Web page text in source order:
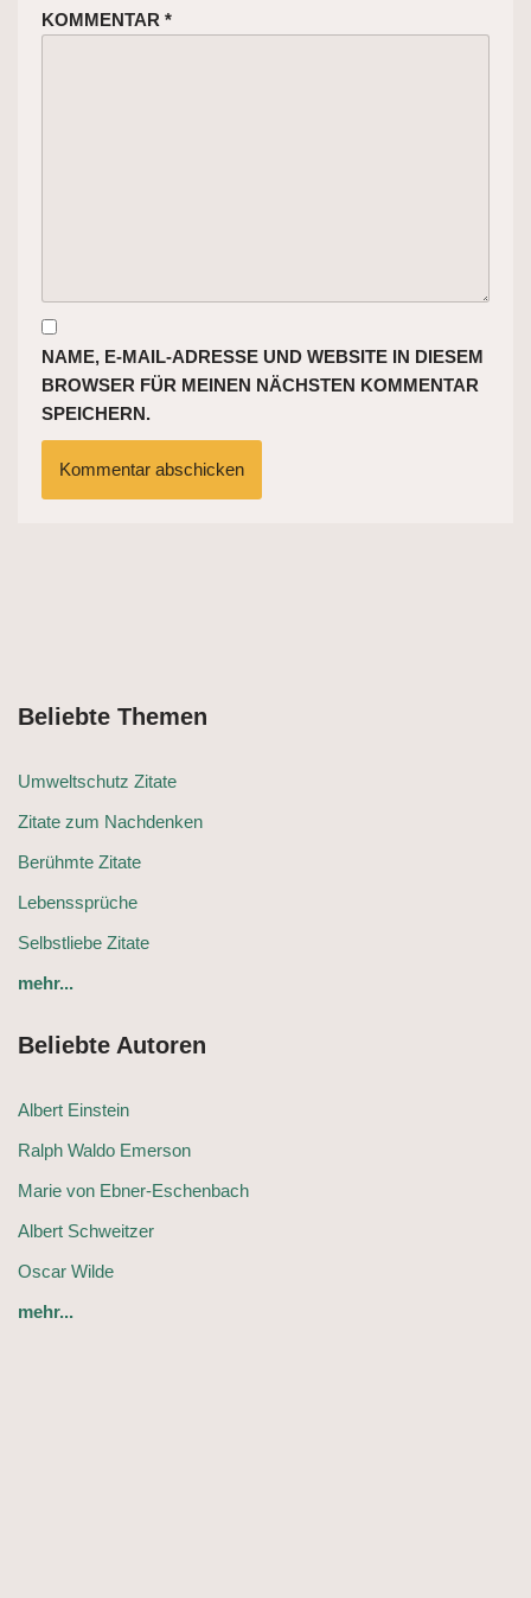
KOMMENTAR *
NAME, E-MAIL-ADRESSE UND WEBSITE IN DIESEM
BROWSER FÜR MEINEN NÄCHSTEN KOMMENTAR
SPEICHERN.
Beliebte Themen
Umweltschutz Zitate
Zitate zum Nachdenken
Berühmte Zitate
Lebenssprüche
Selbstliebe Zitate
mehr...
Beliebte Autoren
Albert Einstein
Ralph Waldo Emerson
Marie von Ebner-Eschenbach
Albert Schweitzer
Oscar Wilde
mehr...